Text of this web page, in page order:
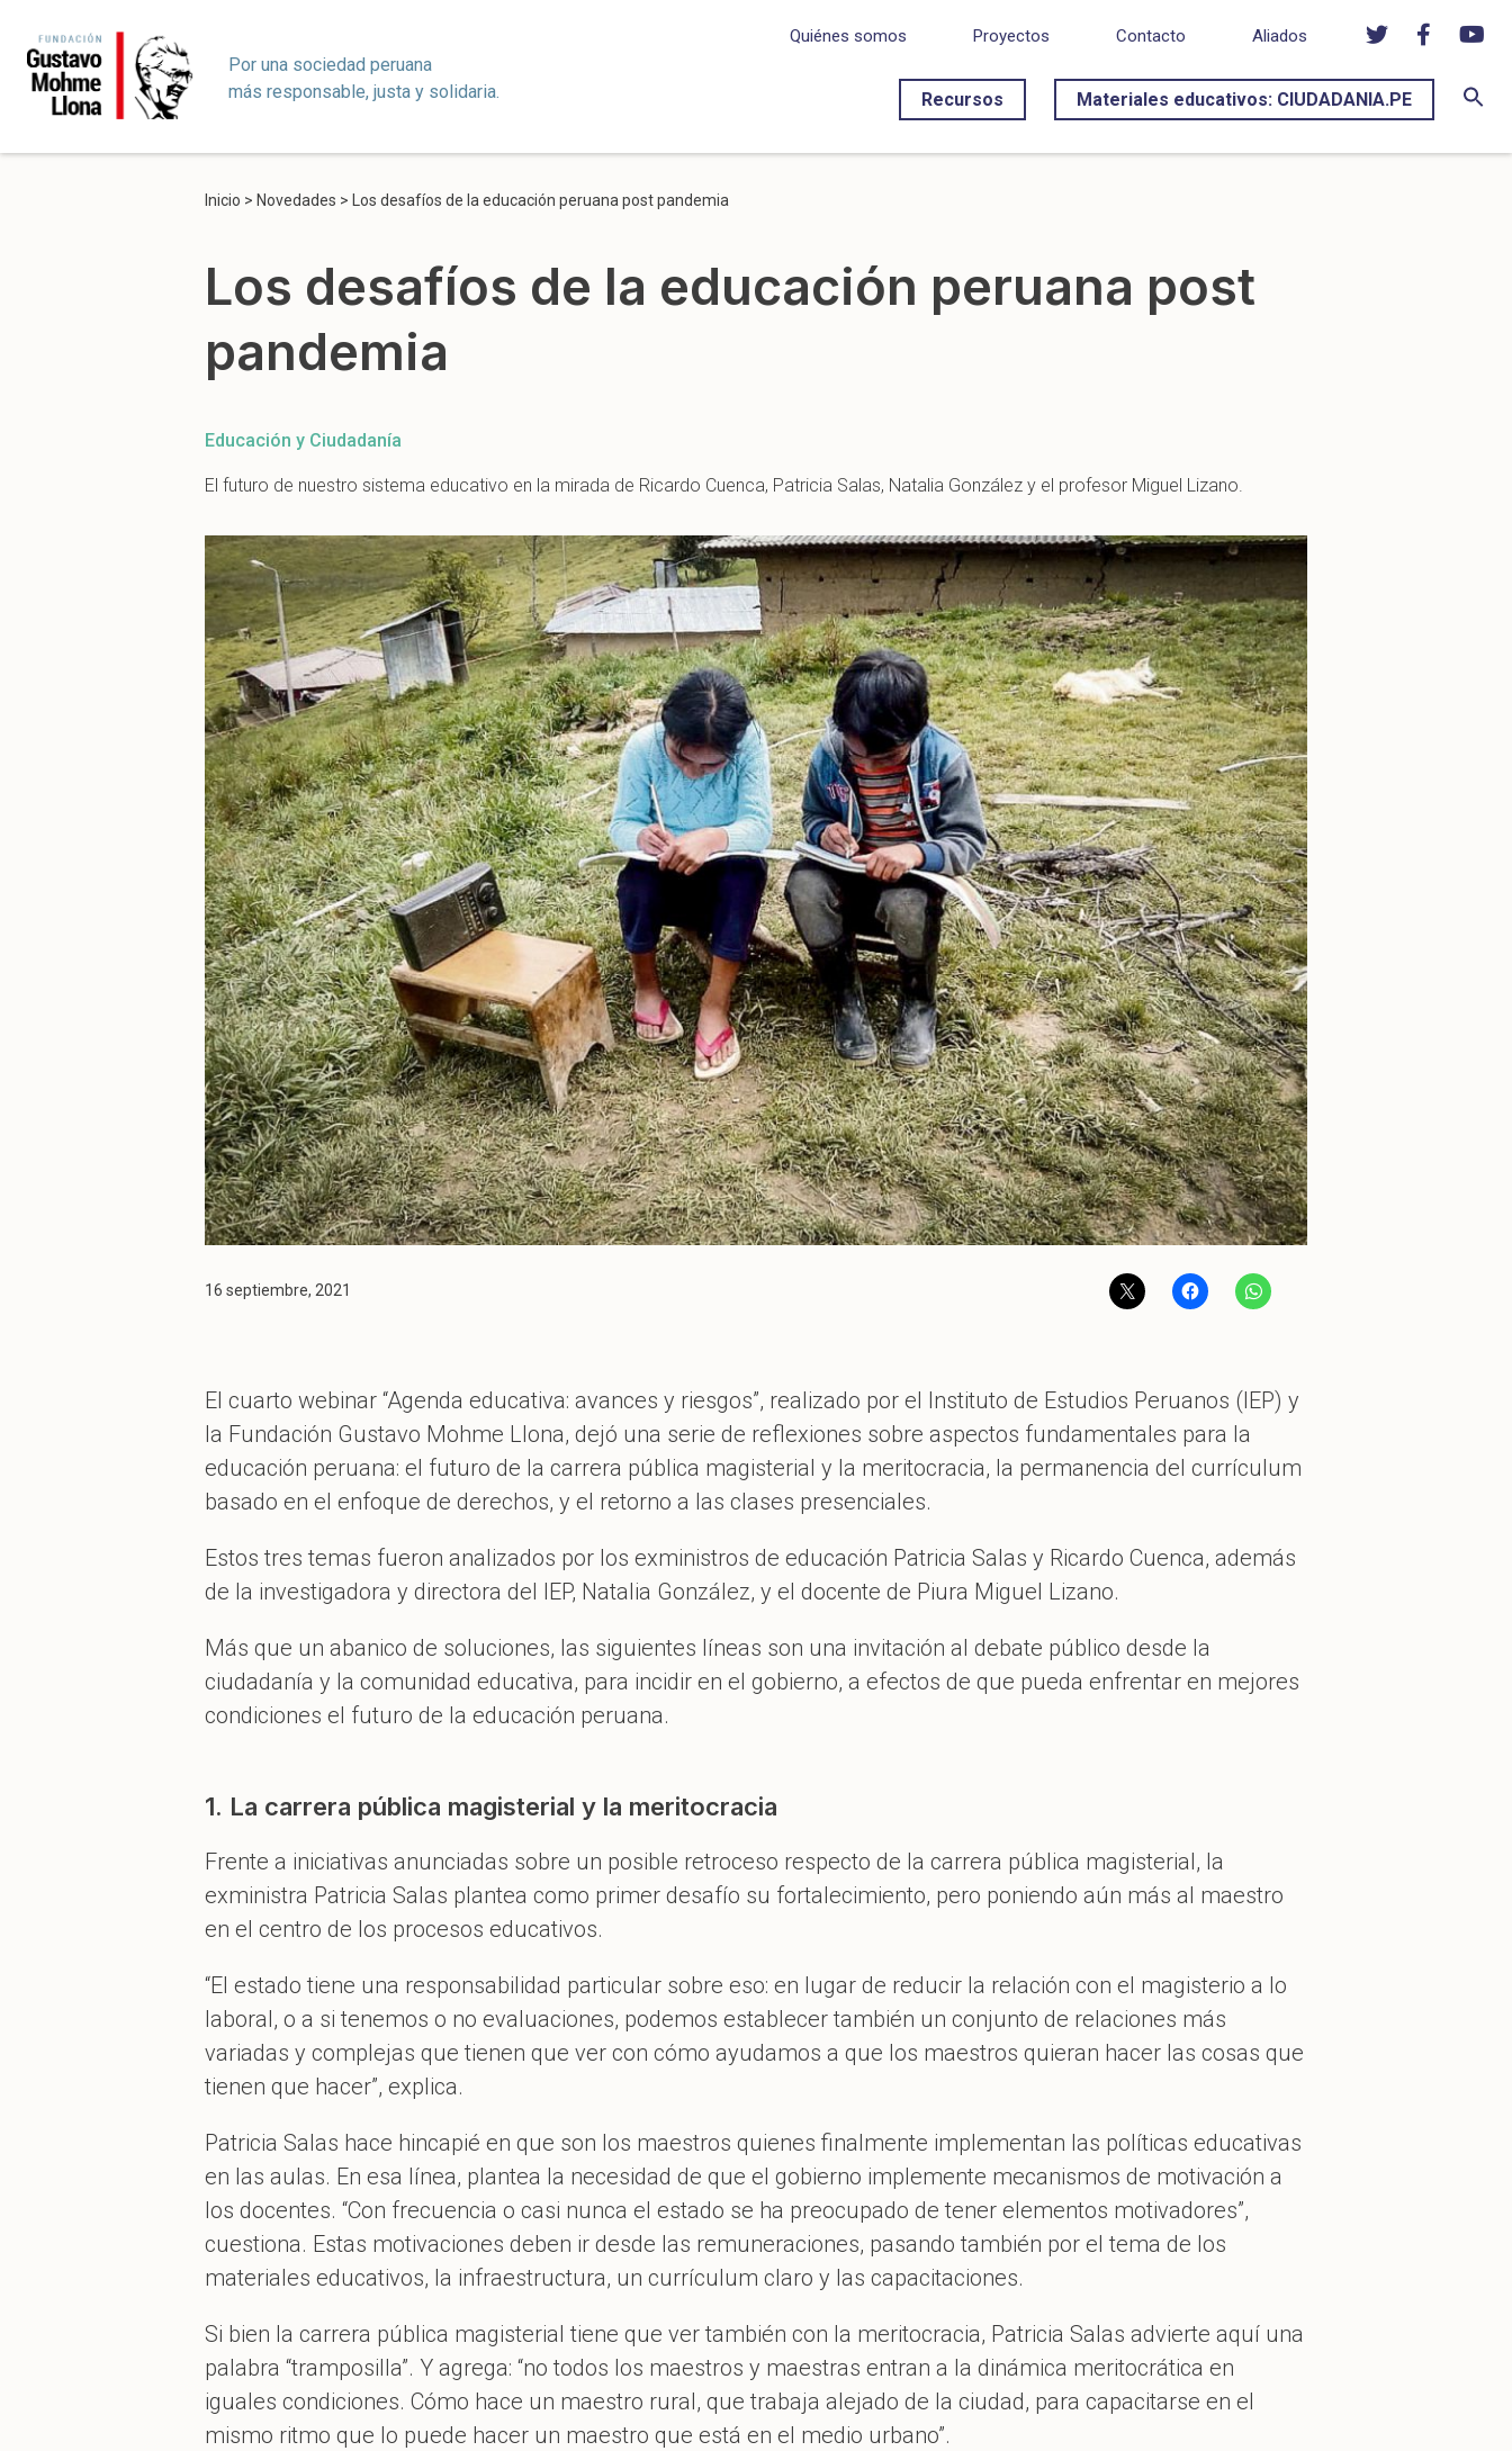
Por una sociedad peruana
más responsable, justa y solidaria.
Quiénes somos Proyectos Contacto Aliados
Recursos Materiales educativos: CIUDADANIA.PE
Inicio > Novedades > Los desafíos de la educación peruana post pandemia
Los desafíos de la educación peruana post
pandemia
Educación y Ciudadanía
El futuro de nuestro sistema educativo en la mirada de Ricardo Cuenca, Patricia Salas, Natalia González y el profesor Miguel Lizano.
16 septiembre, 2021
El cuarto webinar “Agenda educativa: avances y riesgos”, realizado por el Instituto de Estudios Peruanos (IEP) y
la Fundación Gustavo Mohme Llona, dejó una serie de reflexiones sobre aspectos fundamentales para la
educación peruana: el futuro de la carrera pública magisterial y la meritocracia, la permanencia del currículum
basado en el enfoque de derechos, y el retorno a las clases presenciales.
Estos tres temas fueron analizados por los exministros de educación Patricia Salas y Ricardo Cuenca, además
de la investigadora y directora del IEP, Natalia González, y el docente de Piura Miguel Lizano.
Más que un abanico de soluciones, las siguientes líneas son una invitación al debate público desde la
ciudadanía y la comunidad educativa, para incidir en el gobierno, a efectos de que pueda enfrentar en mejores
condiciones el futuro de la educación peruana.
1. La carrera pública magisterial y la meritocracia
Frente a iniciativas anunciadas sobre un posible retroceso respecto de la carrera pública magisterial, la
exministra Patricia Salas plantea como primer desafío su fortalecimiento, pero poniendo aún más al maestro
en el centro de los procesos educativos.
“El estado tiene una responsabilidad particular sobre eso: en lugar de reducir la relación con el magisterio a lo
laboral, o a si tenemos o no evaluaciones, podemos establecer también un conjunto de relaciones más
variadas y complejas que tienen que ver con cómo ayudamos a que los maestros quieran hacer las cosas que
tienen que hacer”, explica.
Patricia Salas hace hincapié en que son los maestros quienes finalmente implementan las políticas educativas
en las aulas. En esa línea, plantea la necesidad de que el gobierno implemente mecanismos de motivación a
los docentes. “Con frecuencia o casi nunca el estado se ha preocupado de tener elementos motivadores”,
cuestiona. Estas motivaciones deben ir desde las remuneraciones, pasando también por el tema de los
materiales educativos, la infraestructura, un currículum claro y las capacitaciones.
Si bien la carrera pública magisterial tiene que ver también con la meritocracia, Patricia Salas advierte aquí una
palabra “tramposilla”. Y agrega: “no todos los maestros y maestras entran a la dinámica meritocrática en
iguales condiciones. Cómo hace un maestro rural, que trabaja alejado de la ciudad, para capacitarse en el
mismo ritmo que lo puede hacer un maestro que está en el medio urbano”.